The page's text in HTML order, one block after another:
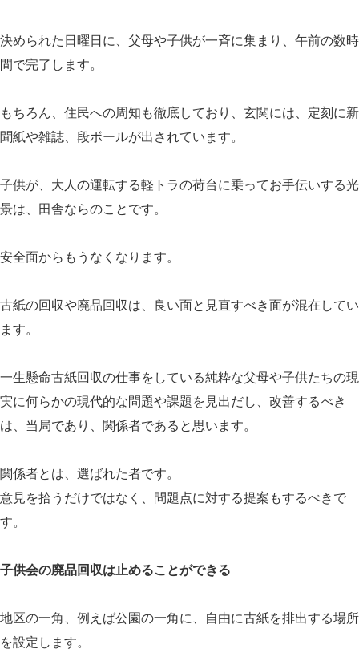
決められた日曜日に、父母や子供が一斉に集まり、午前の数時
間で完了します。
もちろん、住民への周知も徹底しており、玄関には、定刻に新
聞紙や雑誌、段ボールが出されています。
子供が、大人の運転する軽トラの荷台に乗ってお手伝いする光
景は、田舎ならのことです。
安全面からもうなくなります。
古紙の回収や廃品回収は、良い面と見直すべき面が混在してい
ます。
一生懸命古紙回収の仕事をしている純粋な父母や子供たちの現
実に何らかの現代的な問題や課題を見出だし、改善するべき
は、当局であり、関係者であると思います。
関係者とは、選ばれた者です。
意見を拾うだけではなく、問題点に対する提案もするべきで
す。
子供会の廃品回収は止めることができる
地区の一角、例えば公園の一角に、自由に古紙を排出する場所
を設定します。